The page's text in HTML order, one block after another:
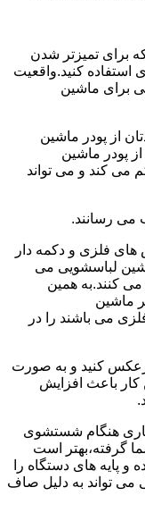
برای تمیزتر شدن
استفاده کنید.واقعیت
برای ماشین
از پودر ماشین
پودر ماشین
می کند و می تواند
می رسانند.
های فلزی و دکمه دار
لباسشویی می
کنند.به همین
ماشین
می باشند را در
کنید و به صورت
باعث افزایش
هنگام شستشوی
گرفته،بهتر است
پایه های دستگاه را
می تواند به دلیل صاف